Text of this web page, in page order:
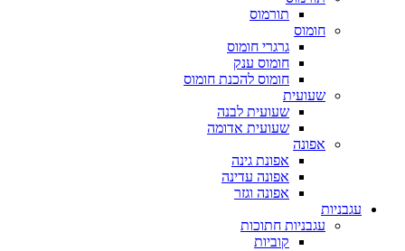
תורמוס
חומוס
גרגרי חומוס
חומוס ענק
חומוס להכנת חומוס
שעועית
שעועית לבנה
שעועית אדומה
אפונה
אפונת גינה
אפונה עדינה
אפונה וגזר
עגבניות
עגבניות חתוכות
קוביות